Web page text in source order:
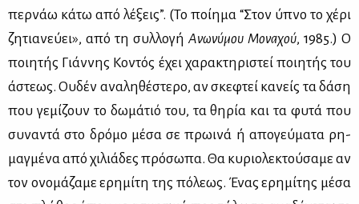
περ­νάω κά­τω από λέ­ξεις”. (Το ποί­η­μα “Στον ύπνο το χέ­ρι
ζη­τια­νεύ­ει», από τη συλ­λο­γή Ανω­νύ­μου Μο­να­χού, 1985.) Ο
ποι­η­τής Γιάν­νης Κο­ντός έχει χα­ρα­κτη­ρι­στεί ποι­η­τής του
άστε­ως. Ου­δέν ανα­λη­θέ­στε­ρο, αν σκε­φτεί κα­νείς τα δά­ση
που γε­μί­ζουν το δω­μά­τιό του, τα θη­ρία και τα φυ­τά που
συ­να­ντά στο δρό­μο μέ­σα σε πρω­ι­νά ή απο­γεύ­μα­τα ρη­
μαγ­μέ­να από χι­λιά­δες πρό­σω­πα. Θα κυ­ριο­λε­κτού­σα­με αν
τον ονο­μά­ζα­με ερη­μί­τη της πό­λε­ως. Ένας ερη­μί­της μέ­σα